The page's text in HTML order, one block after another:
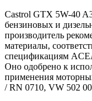
Castrol GTX 5W-40
бензиновых и
производитель
материалы,
спецификациям
Оно одобрено к
применения
/ RN 0710, VW 502